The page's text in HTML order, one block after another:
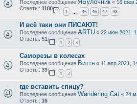
Последнее сообщение ЯБулочник « 16 фев
Ответы: 1180
1 45 46 47 48
И всё таки они ПИСАЮТ!
Последнее сообщение ARTU « 22 июн 2021,
Ответы: 51
1 2 3
Саморезы в колесах
Последнее сообщение Виття « 11 апр 2021,
Ответы: 39
1 2
где вставить спицу?
Последнее сообщение Wandering Cat « 24
Ответы: 16